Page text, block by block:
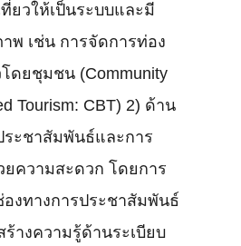
ยวให้เป็นระบบและมี
พ เช่น การจัดการท่อง
โดยชุมชน (Community
Tourism: CBT) 2) ด้าน
ระชาสัมพันธ์และการ
ยความสะดวก โดยการ
องทางการประชาสัมพันธ์
ร้างความรู้ด้านระเบียบ